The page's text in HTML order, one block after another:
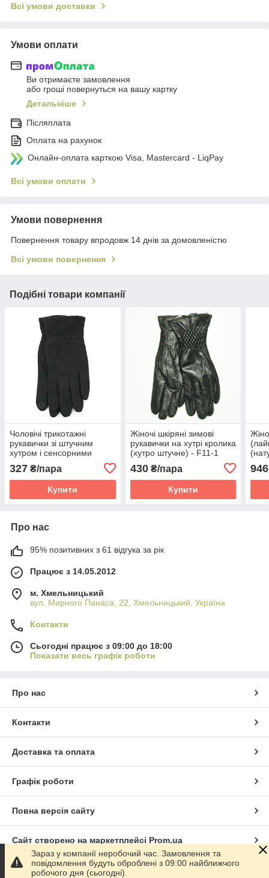
Всі умови доставки
Умови оплати
Ви отримаєте замовлення
або гроші повернуться на вашу картку
Детальніше
Післяплата
Оплата на рахунок
Онлайн-оплата карткою Visa, Mastercard - LiqPay
Всі умови оплати
Умови повернення
Повернення товару впродовж 14 днів за домовленістю
Всі умови повернення
Подібні товари компанії
Чоловічі трикотажні
рукавички зі штучним
хутром і сенсорними
чорний М
327 ₴/пара
Купити
Жіночі шкіряні зимові
рукавички на хутрі кролика
(хутро штучне) - F11-1
430₴/пара
Купити
946
Про нас
95% позитивних з 61 відгука за рік
Працює з 14.05.2012
м. Хмельницький
вул. Мирного Панаса, 22, Хмельницький, Україна
Контакти
Сьогодні працює з 09:00 до 18:00
Показати весь графік роботи
Про нас
Контакти
Доставка та оплата
Графік роботи
Повна версія сайту
Сайт створено на маркетплейсі Prom.ua
Політика конфіденційності
Зараз у компанії неробочий час. Замовлення та
повідомлення будуть оброблені з 09:00 найближчого
робочого дня (сьогодні).